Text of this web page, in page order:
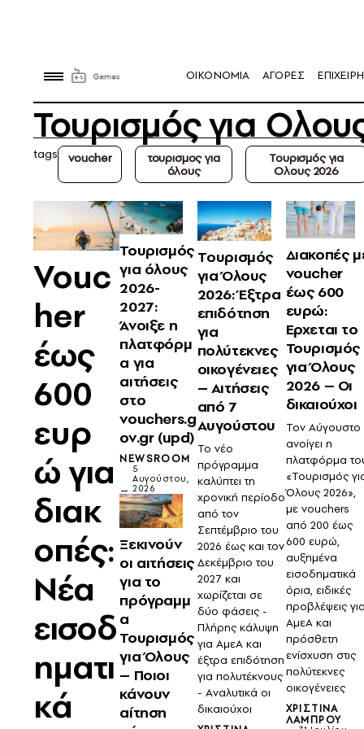
OIKONOMIA ΑΓΟΡΕΣ
Τουρισμός για
tags voucher
τουρισμος για
όλους
Τουρισμός για
Ολους 2026
Vouc
her
έως
600
ευρ
ώ για
διακ
οπές:
Νέα
εισοδ
ηματι
κά
Τουρισμός
για όλους
2026-
2027:
Άνοιξε η
πλατφόρμ
α για
αιτήσεις
στο
vouchers.g
ov.gr (upd)
NEWSROOM
5
Αυγούστου,
2026
Ξεκινούν
οι αιτήσεις
για το
πρόγραμμ
α
Τουρισμός
για Όλους
– Ποιοι
κάνουν
αίτηση
Tουρισμός
για Όλους
2026: Έξτρα
επιδότηση
για
πολύτεκνες
οικογένειες
– Αιτήσεις
από 7
Αυγούστου
Το νέο
πρόγραμμα
καλύπτει τη
χρονική περίοδο
από τον
Σεπτέμβριο του
2026 έως και τον
Δεκέμβριο του
2027 και
χωρίζεται σε
δύο φάσεις -
Πλήρης κάλυψη
για ΑμεΑ και
έξτρα επιδότηση
για πολυτέκνους
- Aναλυτικά οι
δικαιούχοι
Διακοπές
voucher
έως 600
ευρώ:
Ερχεται το
Τουρισμός
για Όλους
2026 – Οι
δικαιούχοι
Τον Αύγουστο
ανοίγει η
πλατφόρμα
«Τουρισμός
Όλους 2026»,
με vouchers
από 200 έως
600 ευρώ,
αυξημένα
εισοδηματικά
όρια, ειδικές
προβλέψεις για
ΑμεΑ και
πρόσθετη
ενίσχυση στις
πολύτεκνες
οικογένειες
ΧΡΙΣΤΊΝΑ
ΛΆΜΠΡΟΥ